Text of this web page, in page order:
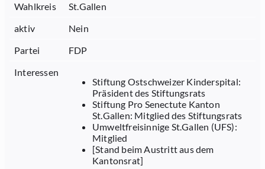
Wahlkreis
St.Gallen
aktiv
Nein
Partei
FDP
Interessen
Stiftung Ostschweizer Kinderspital:
Präsident des Stiftungsrats
Stiftung Pro Senectute Kanton
St.Gallen: Mitglied des Stiftungsrats
Umweltfreisinnige St.Gallen (UFS):
Mitglied
[Stand beim Austritt aus dem
Kantonsrat]